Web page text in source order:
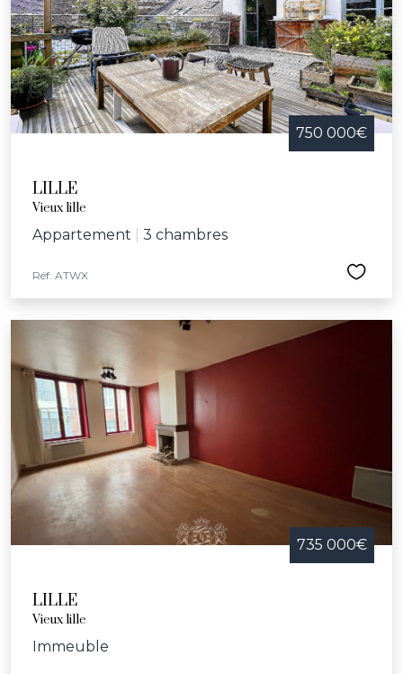
750 000€
LILLE
Vieux lille
Appartement 3 chambres
Réf. ATWX
735 000€
LILLE
Vieux lille
Immeuble